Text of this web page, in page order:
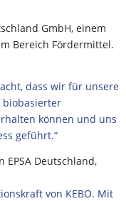
GmbH, einem
Bereich Fördermittel.
dass wir für unsere
können und uns
geführt.“
EPSA Deutschland,
von KEBO. Mit